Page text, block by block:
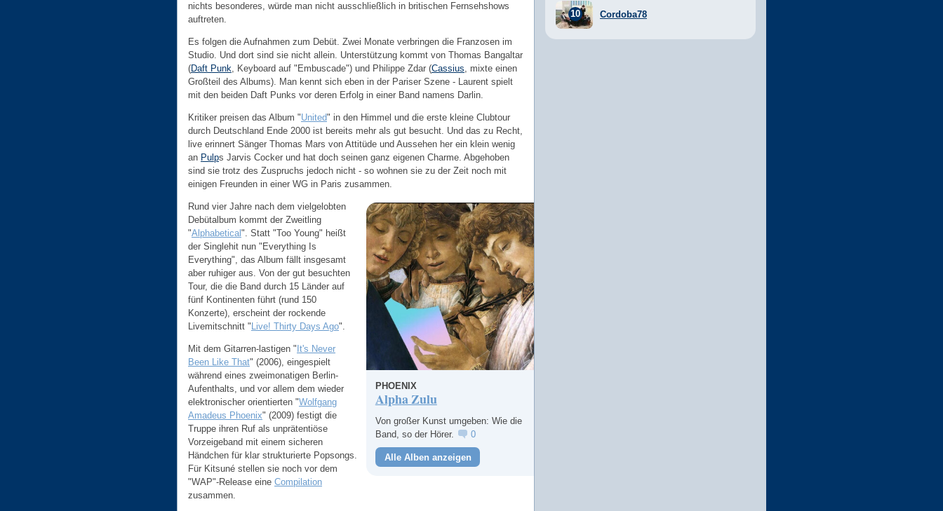
nichts besonderes, würde man nicht ausschließlich in britischen Fernsehshows
auftreten.
Es folgen die Aufnahmen zum Debüt. Zwei Monate verbringen die Franzosen im
Studio. Und dort sind sie nicht allein. Unterstützung kommt von Thomas Bangaltar
(Daft Punk, Keyboard auf "Embuscade") und Philippe Zdar (Cassius, mixte einen
Großteil des Albums). Man kennt sich eben in der Pariser Szene - Laurent spielt
mit den beiden Daft Punks vor deren Erfolg in einer Band namens Darlin.
Kritiker preisen das Album "United" in den Himmel und die erste kleine Clubtour
durch Deutschland Ende 2000 ist bereits mehr als gut besucht. Und das zu Recht,
live erinnert Sänger Thomas Mars von Attitüde und Aussehen her ein klein wenig
an Pulps Jarvis Cocker und hat doch seinen ganz eigenen Charme. Abgehoben
sind sie trotz des Zuspruchs jedoch nicht - so wohnen sie zu der Zeit noch mit
einigen Freunden in einer WG in Paris zusammen.
PHOENIX
Alpha Zulu
Von großer Kunst umgeben: Wie die
Band, so der Hörer.
0
Alle Alben anzeigen
Rund vier Jahre nach dem vielgelobten
Debütalbum kommt der Zweitling
"Alphabetical ". Statt "Too Young" heißt
der Singlehit nun "Everything Is
Everything", das Album fällt insgesamt
aber ruhiger aus. Von der gut besuchten
Tour, die die Band durch 15 Länder auf
fünf Kontinenten führt (rund 150
Konzerte), erscheint der rockende
Livemitschnitt " Live! Thirty Days Ago".
Mit dem Gitarren-lastigen "It's Never
Been Like That" (2006), eingespielt
während eines zweimonatigen Berlin-
Aufenthalts, und vor allem dem wieder
elektronischer orientierten "Wolfgang
Amadeus Phoenix" (2009) festigt die
Truppe ihren Ruf als unprätentiöse
Vorzeigeband mit einem sicheren
Händchen für klar strukturierte Popsongs.
Für Kitsuné stellen sie noch vor dem
"WAP"-Release eine Compilation
zusammen.
Cordoba78